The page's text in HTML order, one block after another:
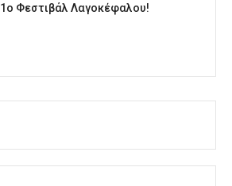
1o Φεστιβάλ Λαγοκέφαλου!